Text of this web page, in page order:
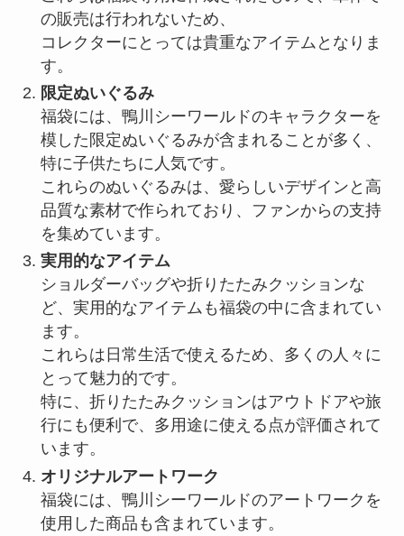
の販売は行われないため、
コレクターにとっては貴重なアイテムとなりま
す。
限定ぬいぐるみ
福袋には、鴨川シーワールドのキャラクターを
模した限定ぬいぐるみが含まれることが多く、
特に子供たちに人気です。
これらのぬいぐるみは、愛らしいデザインと高
品質な素材で作られており、ファンからの支持
を集めています。
実用的なアイテム
ショルダーバッグや折りたたみクッションな
ど、実用的なアイテムも福袋の中に含まれてい
ます。
これらは日常生活で使えるため、多くの人々に
とって魅力的です。
特に、折りたたみクッションはアウトドアや旅
行にも便利で、多用途に使える点が評価されて
います。
オリジナルアートワーク
福袋には、鴨川シーワールドのアートワークを
使用した商品も含まれています。